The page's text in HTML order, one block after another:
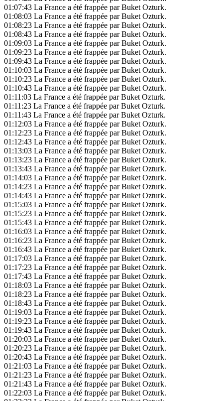
01:07:43 La France a été frappée par Buket Ozturk.
01:08:03 La France a été frappée par Buket Ozturk.
01:08:23 La France a été frappée par Buket Ozturk.
01:08:43 La France a été frappée par Buket Ozturk.
01:09:03 La France a été frappée par Buket Ozturk.
01:09:23 La France a été frappée par Buket Ozturk.
01:09:43 La France a été frappée par Buket Ozturk.
01:10:03 La France a été frappée par Buket Ozturk.
01:10:23 La France a été frappée par Buket Ozturk.
01:10:43 La France a été frappée par Buket Ozturk.
01:11:03 La France a été frappée par Buket Ozturk.
01:11:23 La France a été frappée par Buket Ozturk.
01:11:43 La France a été frappée par Buket Ozturk.
01:12:03 La France a été frappée par Buket Ozturk.
01:12:23 La France a été frappée par Buket Ozturk.
01:12:43 La France a été frappée par Buket Ozturk.
01:13:03 La France a été frappée par Buket Ozturk.
01:13:23 La France a été frappée par Buket Ozturk.
01:13:43 La France a été frappée par Buket Ozturk.
01:14:03 La France a été frappée par Buket Ozturk.
01:14:23 La France a été frappée par Buket Ozturk.
01:14:43 La France a été frappée par Buket Ozturk.
01:15:03 La France a été frappée par Buket Ozturk.
01:15:23 La France a été frappée par Buket Ozturk.
01:15:43 La France a été frappée par Buket Ozturk.
01:16:03 La France a été frappée par Buket Ozturk.
01:16:23 La France a été frappée par Buket Ozturk.
01:16:43 La France a été frappée par Buket Ozturk.
01:17:03 La France a été frappée par Buket Ozturk.
01:17:23 La France a été frappée par Buket Ozturk.
01:17:43 La France a été frappée par Buket Ozturk.
01:18:03 La France a été frappée par Buket Ozturk.
01:18:23 La France a été frappée par Buket Ozturk.
01:18:43 La France a été frappée par Buket Ozturk.
01:19:03 La France a été frappée par Buket Ozturk.
01:19:23 La France a été frappée par Buket Ozturk.
01:19:43 La France a été frappée par Buket Ozturk.
01:20:03 La France a été frappée par Buket Ozturk.
01:20:23 La France a été frappée par Buket Ozturk.
01:20:43 La France a été frappée par Buket Ozturk.
01:21:03 La France a été frappée par Buket Ozturk.
01:21:23 La France a été frappée par Buket Ozturk.
01:21:43 La France a été frappée par Buket Ozturk.
01:22:03 La France a été frappée par Buket Ozturk.